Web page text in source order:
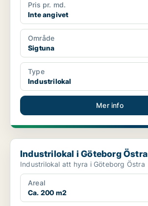
Pris pr. md.
Inte angivet
Område
Sigtuna
Type
Industrilokal
Mer info
Industrilokal i Göteborg Östra
Industrilokal i Göteborg Östra
Industrilokal att hyra i Göteborg Östra
Areal
Ca. 200 m2